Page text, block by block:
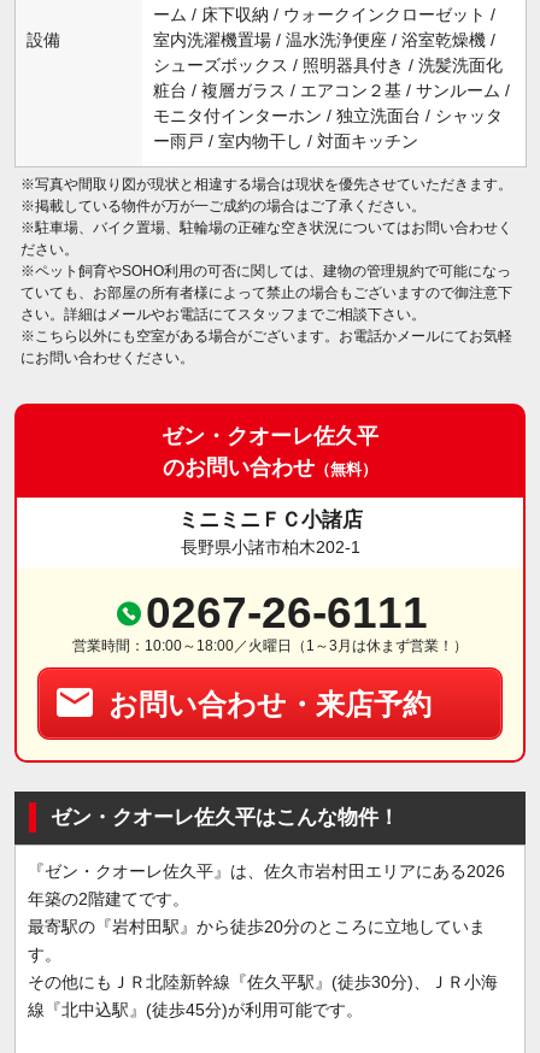
設備
ーム / 床下収納 / ウォークインクローゼット /
室内洗濯機置場 / 温水洗浄便座 / 浴室乾燥機 /
シューズボックス / 照明器具付き / 洗髪洗面化
粧台 / 複層ガラス / エアコン２基 / サンルーム /
モニタ付インターホン / 独立洗面台 / シャッタ
ー雨戸 / 室内物干し / 対面キッチン
※写真や間取り図が現状と相違する場合は現状を優先させていただきます。
※掲載している物件が万が一ご成約の場合はご了承ください。
※駐車場、バイク置場、駐輪場の正確な空き状況についてはお問い合わせく
ださい。
※ペット飼育やSOHO利用の可否に関しては、建物の管理規約で可能になっ
ていても、お部屋の所有者様によって禁止の場合もございますので御注意下
さい。詳細はメールやお電話にてスタッフまでご相談下さい。
※こちら以外にも空室がある場合がございます。お電話かメールにてお気軽
にお問い合わせください。
ゼン・クオーレ佐久平
のお問い合わせ （無料）
ミニミニＦＣ小諸店
長野県小諸市柏木202-1
0267-26-6111
営業時間：10:00～18:00／火曜日（1～3月は休まず営業！）
お問い合わせ・来店予約
ゼン・クオーレ佐久平はこんな物件！
『ゼン・クオーレ佐久平』は、佐久市岩村田エリアにある2026
年築の2階建てです。
最寄駅の『岩村田駅』から徒歩20分のところに立地していま
す。
その他にもＪＲ北陸新幹線『佐久平駅』(徒歩30分)、ＪＲ小海
線『北中込駅』(徒歩45分)が利用可能です。